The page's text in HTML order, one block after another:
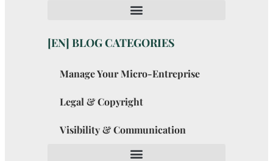
[EN] BLOG CATEGORIES
Manage Your Micro-Entreprise
Legal & Copyright
Visibility & Communication